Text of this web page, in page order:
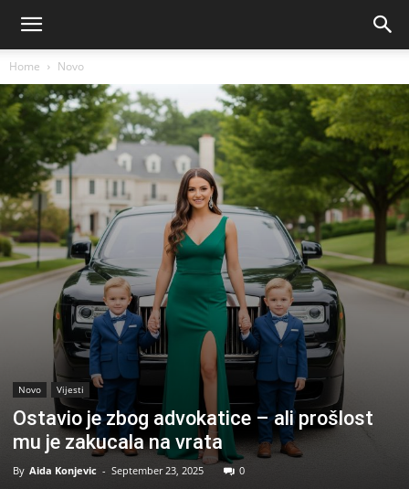
Home Novo
Novo Vijesti
Ostavio je zbog advokatice – ali prošlost
mu je zakucala na vrata
By Aida Konjevic - September 23, 2025 0